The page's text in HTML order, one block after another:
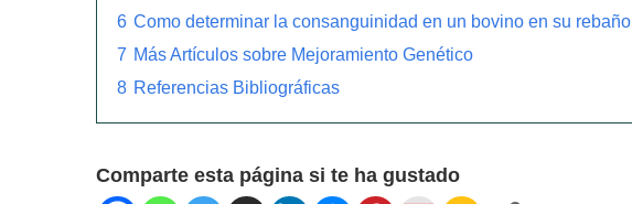
6 Como determinar la consanguinidad en un bovino en su rebaño
7 Más Artículos sobre Mejoramiento Genético
8 Referencias Bibliográficas
Comparte esta página si te ha gustado